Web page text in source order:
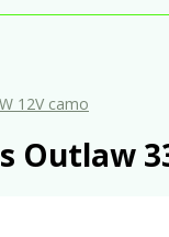
12V camo
Outlaw